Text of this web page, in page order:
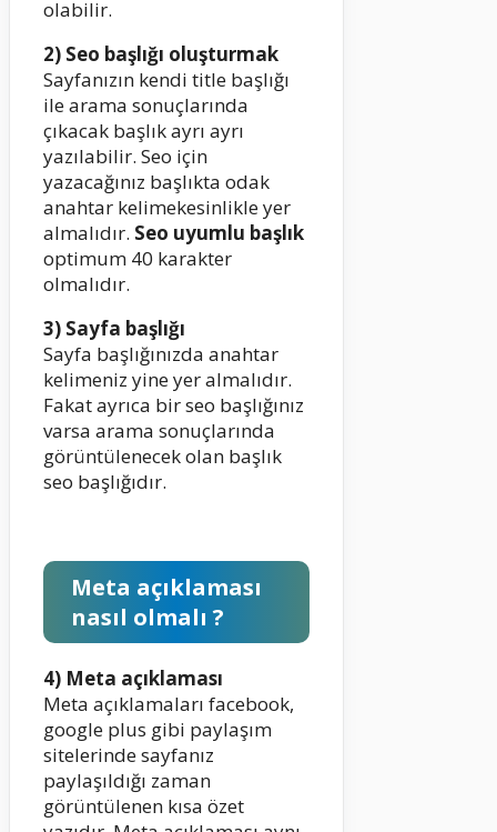
olabilir.
2) Seo başlığı oluşturmak
Sayfanızın kendi title başlığı
ile arama sonuçlarında
çıkacak başlık ayrı ayrı
yazılabilir. Seo için
yazacağınız başlıkta odak
anahtar kelimekesinlikle yer
almalıdır. Seo uyumlu başlık
optimum 40 karakter
olmalıdır.
3) Sayfa başlığı
Sayfa başlığınızda anahtar
kelimeniz yine yer almalıdır.
Fakat ayrıca bir seo başlığınız
varsa arama sonuçlarında
görüntülenecek olan başlık
seo başlığıdır.
Meta açıklaması
nasıl olmalı ?
4) Meta açıklaması
Meta açıklamaları facebook,
google plus gibi paylaşım
sitelerinde sayfanız
paylaşıldığı zaman
görüntülenen kısa özet